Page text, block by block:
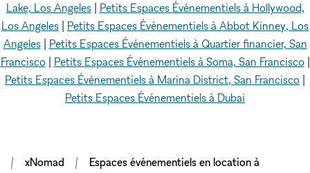
Lake, Los Angeles| Petits Espaces Événementiels à Hollywood,
Los Angeles
Petits Espaces Événementiels à Abbot Kinney, Los
Angeles| Petits Espaces Événementiels à Quartier financier, San
Francisco| Petits Espaces Événementiels à Soma, San Francisco|
Petits Espaces Événementiels à Marina District, San Francisco
Petits Espaces Événementiels à Dubai
xNomad Espaces événementiels en location à